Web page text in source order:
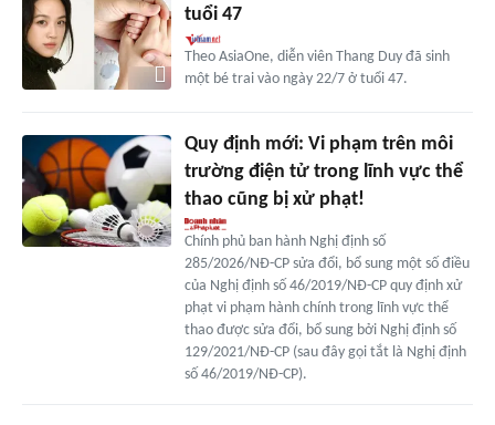
tuổi 47
Theo AsiaOne, diễn viên Thang Duy đã sinh
một bé trai vào ngày 22/7 ở tuổi 47.
Quy định mới: Vi phạm trên môi
trường điện tử trong lĩnh vực thể
thao cũng bị xử phạt!
Chính phủ ban hành Nghị định số
285/2026/NĐ-CP sửa đổi, bổ sung một số điều
của Nghị định số 46/2019/NĐ-CP quy định xử
phạt vi phạm hành chính trong lĩnh vực thể
thao được sửa đổi, bổ sung bởi Nghị định số
129/2021/NĐ-CP (sau đây gọi tắt là Nghị định
số 46/2019/NĐ-CP).